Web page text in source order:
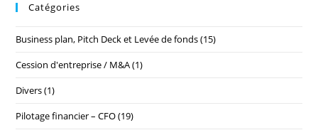
Catégories
Business plan, Pitch Deck et Levée de fonds(15)
Cession d'entreprise / M&A(1)
Divers(1)
Pilotage financier – CFO(19)